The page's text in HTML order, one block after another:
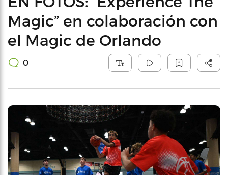
Magic” en colaboración con
el Magic de Orlando
0